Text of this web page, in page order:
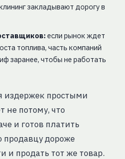
закладывают дорогу в
если рынок ждет
топлива, часть компаний
заранее, чтобы не работать
издержек простыми
не потому, что
и готов платить
продавцу дороже
и продать тот же товар.